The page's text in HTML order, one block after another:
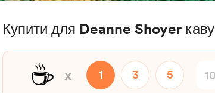
Купити для Deanne Shoyer каву
☕ x 1 3 5